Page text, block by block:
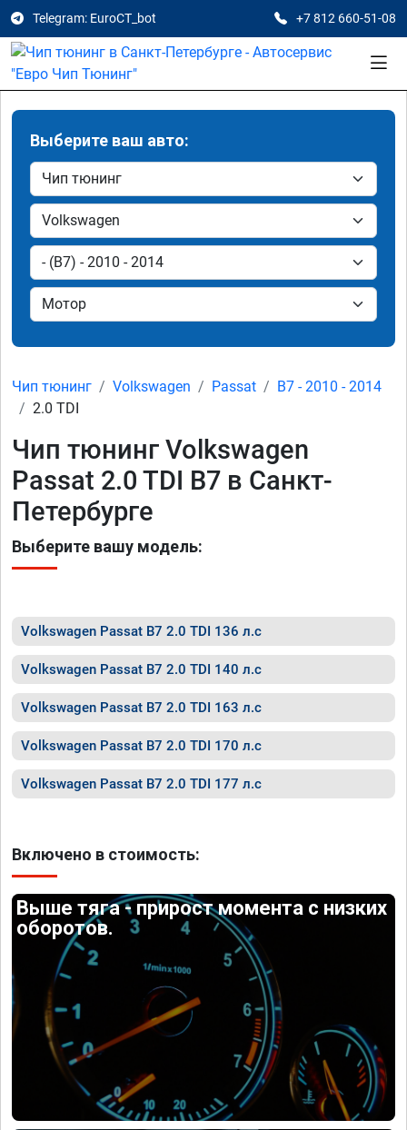
Telegram: EuroCT_bot +7 812 660-51-08
Выберите ваш авто:
Чип тюнинг Volkswagen Passat
B7 - 2010 - 2014
2.0 TDI
Чип тюнинг Volkswagen
Passat 2.0 TDI B7 в Санкт-
Петербурге
Выберите вашу модель:
Volkswagen Passat B7 2.0 TDI 136 л.с
Volkswagen Passat B7 2.0 TDI 140 л.с
Volkswagen Passat B7 2.0 TDI 163 л.с
Volkswagen Passat B7 2.0 TDI 170 л.с
Volkswagen Passat B7 2.0 TDI 177 л.с
Включено в стоимость:
Выше тяга - прирост момента с низких
оборотов.